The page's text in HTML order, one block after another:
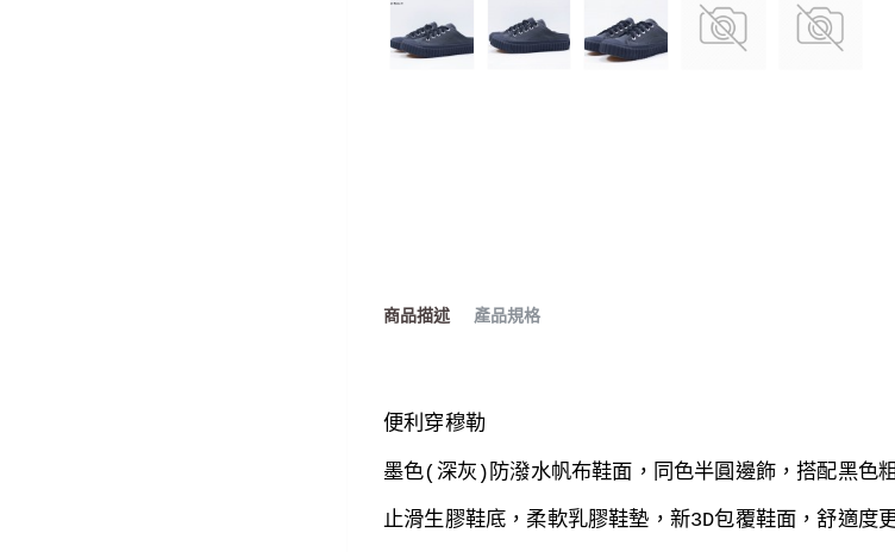
商品描述 產品規格
便利穿穆勒
墨色(深灰)防潑水帆布鞋面，同色半圓邊飾，搭配黑色
止滑生膠鞋底， 柔軟乳膠鞋墊， 新3D包覆鞋面，舒適度